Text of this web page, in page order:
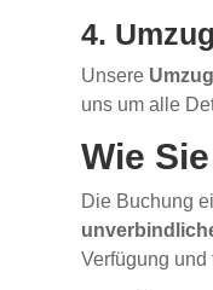
4.
Unsere
uns um alle
Wie
Die Buchung
Verfügung und